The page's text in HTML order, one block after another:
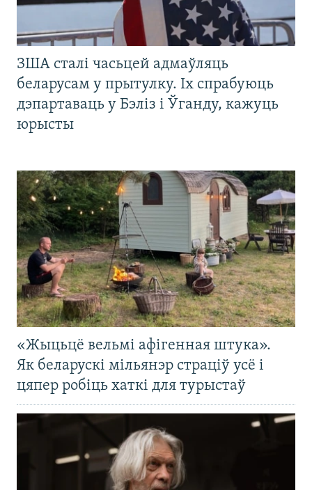
ЗША сталі часьцей адмаўляць
беларусам у прытулку. Іх спрабуюць
дэпартаваць у Бэліз і Ўганду, кажуць
юрысты
«Жыцьцё вельмі афігенная штука».
Як беларускі мільянэр страціў усё і
цяпер робіць хаткі для турыстаў